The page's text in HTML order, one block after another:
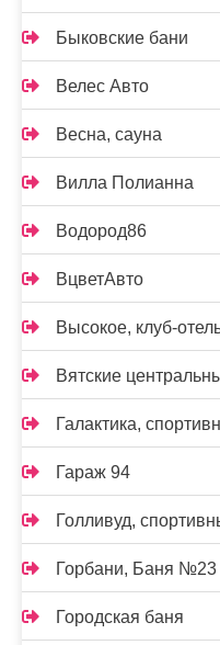
Быковские бани
Велес Авто
Весна, сауна
Вилла Полианна
Водород86
ВцветАвто
Высокое, клуб-
Вятские
Галактика,
Гараж 94
Голливуд,
Горбани, Баня №23
Городская баня